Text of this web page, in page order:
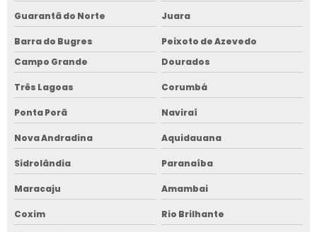
Guarantã do Norte Juara
Barra do Bugres
Peixoto de Azevedo
Campo Grande
Dourados
Três Lagoas Corumbá
Ponta Porã Naviraí
Nova Andradina Aquidauana
Sidrolândia Paranaíba
Maracaju Amambai
Coxim Rio Brilhante